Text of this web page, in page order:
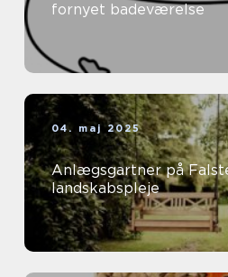
fornyet badeværelse
04. maj 2025
Anlægsgartner på
landskabspleje